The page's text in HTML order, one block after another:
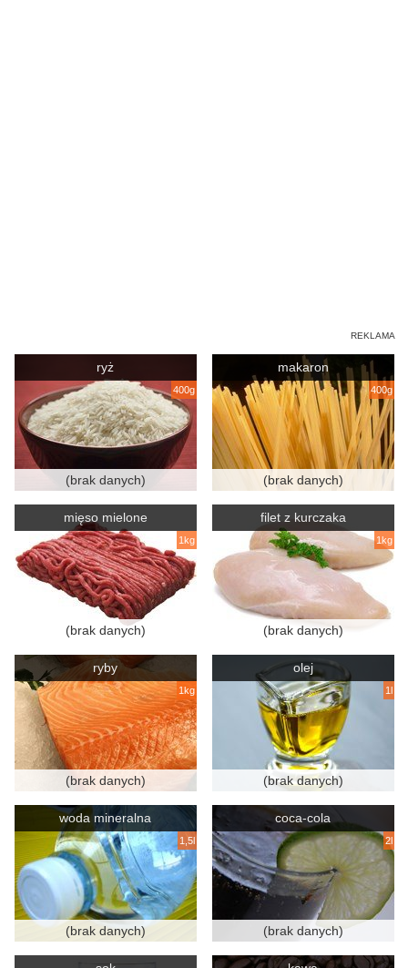
ryż
400g
(brak danych)
makaron
400g
(brak danych)
mięso mielone
1kg
(brak danych)
filet z kurczaka
1kg
(brak danych)
ryby
1kg
(brak danych)
olej
1l
(brak danych)
woda mineralna
1,5l
(brak danych)
coca-cola
2l
(brak danych)